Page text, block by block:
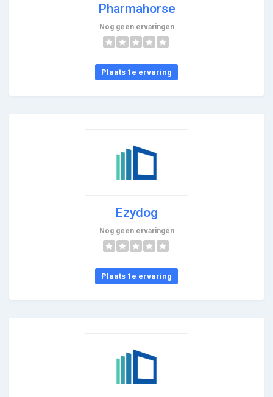
Pharmahorse
Nog geen ervaringen
Plaats 1e ervaring
Ezydog
Nog geen ervaringen
Plaats 1e ervaring